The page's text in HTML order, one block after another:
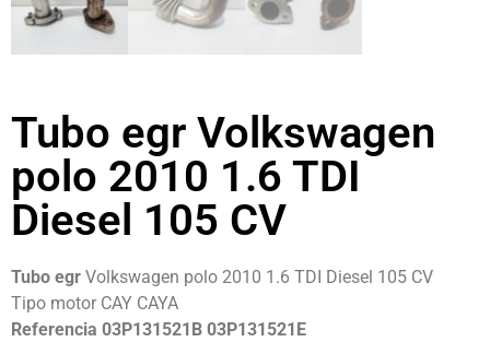
Tubo egr Volkswagen
polo 2010 1.6 TDI
Diesel 105 CV
Tubo egr Volkswagen polo 2010 1.6 TDI Diesel 105 CV
Tipo motor CAY CAYA
Referencia 03P131521B 03P131521E